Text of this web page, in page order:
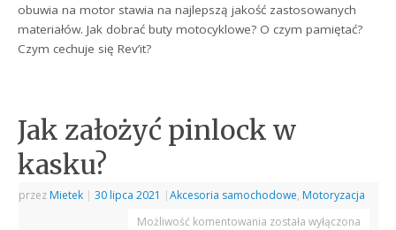
obuwia na motor stawia na najlepszą jakość zastosowanych
materiałów. Jak dobrać buty motocyklowe? O czym pamiętać?
Czym cechuje się Rev’it?
Jak założyć pinlock w
kasku?
przez Mietek | 30 lipca 2021 |Akcesoria samochodowe, Motoryzacja
Możliwość komentowania została wyłączona